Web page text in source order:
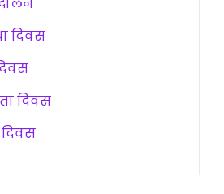
दिवस
दिवस
दिवस